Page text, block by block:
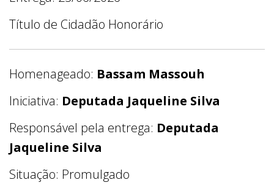
Título de Cidadão Honorário
Homenageado: Bassam Massouh
Iniciativa: Deputada Jaqueline Silva
Responsável pela entrega: Deputada
Jaqueline Silva
Situação: Promulgado